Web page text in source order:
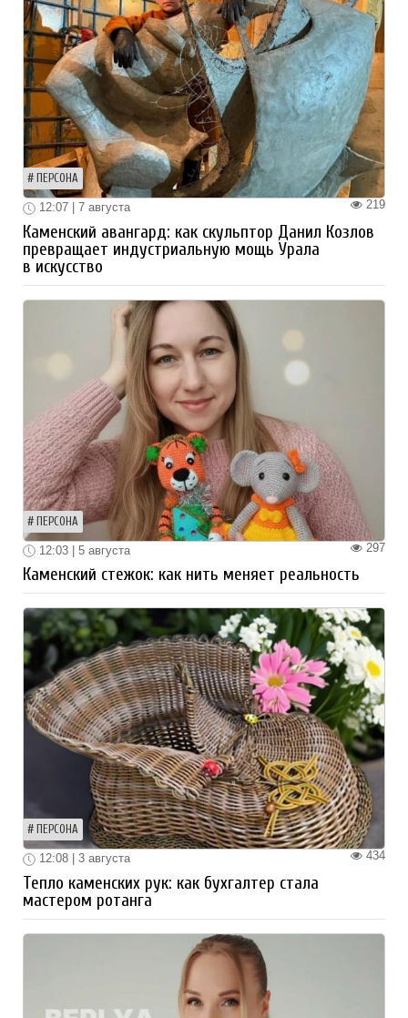
ПЕРСОНА
219
12:07 | 7 августа
Каменский авангард: как скульптор Данил Козлов
превращает индустриальную мощь Урала
в искусство
ПЕРСОНА
297
12:03 | 5 августа
Каменский стежок: как нить меняет реальность
ПЕРСОНА
434
12:08 | 3 августа
Тепло каменских рук: как бухгалтер стала
мастером ротанга